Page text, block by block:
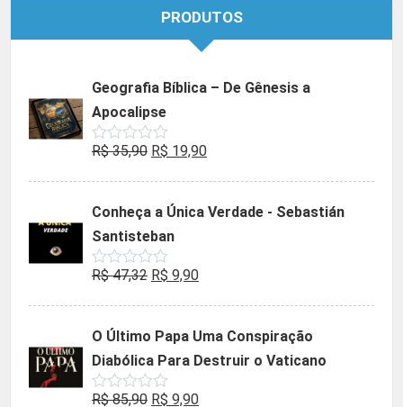
PRODUTOS
Geografia Bíblica – De Gênesis a
Apocalipse
Avaliação
de
R$35,90 O
era:
R$ 35,90.
R$ 19,90O
é:
Conheça a Única Verdade - Sebastián
Santisteban
Avaliação
de
R$47,32 O
era:
R$ 47,32.
R$ 9,90O
é:
R$ 9,90.
O Último Papa Uma Conspiração
Diabólica Para Destruir o Vaticano
Avaliação
R$85,90 O
R$ 9,90O